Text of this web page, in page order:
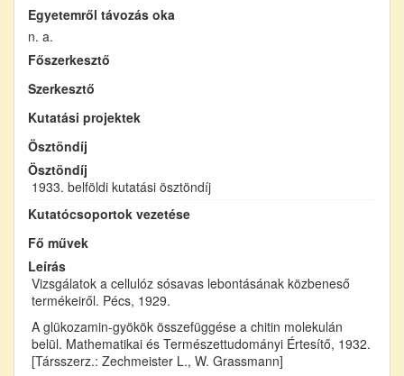
Egyetemről távozás oka
n. a.
Főszerkesztő
Szerkesztő
Kutatási projektek
Ösztöndíj
Ösztöndíj
1933. belföldi kutatási ösztöndíj
Kutatócsoportok vezetése
Fő művek
Leírás
Vizsgálatok a cellulóz sósavas lebontásának közbeneső
termékeiről. Pécs, 1929.
A glükozamin-gyökök összefüggése a chitin molekulán
belül. Mathematikai és Természettudományi Értesítő, 1932.
[Társszerz.: Zechmeister L., W. Grassmann]